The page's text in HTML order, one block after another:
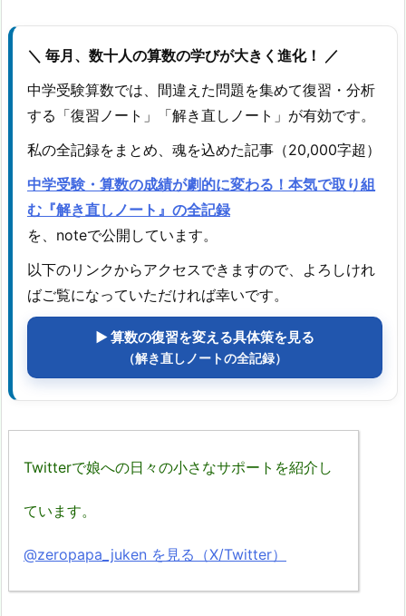
＼ 毎月、数十人の算数の学びが大きく進化！ ／
中学受験算数では、間違えた問題を集めて復習・分析
する「復習ノート」「解き直しノート」が有効です。
私の全記録をまとめ、魂を込めた記事（20,000字超）
中学受験・算数の成績が劇的に変わる！本気で取り組
む『解き直しノート』の全記録
を、noteで公開しています。
以下のリンクからアクセスできますので、よろしけれ
ばご覧になっていただければ幸いです。
▶ 算数の復習を変える具体策を見る
（解き直しノートの全記録）
Twitterで娘への日々の小さなサポートを紹介し
ています。
@zeropapa_juken を見る（X/Twitter）